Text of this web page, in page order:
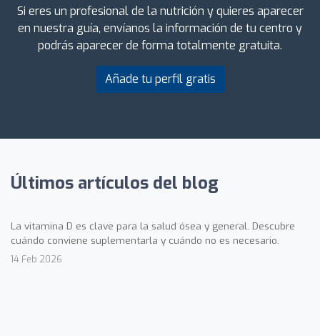
Si eres un profesional de la nutrición y quieres aparecer
en nuestra guía, envíanos la información de tu centro y
podrás aparecer de forma totalmente gratuita.
Añade tu perfil gratis
Últimos artículos del blog
La vitamina D es clave para la salud ósea y general. Descubre
cuándo conviene suplementarla y cuándo no es necesario.
14 Feb 2026